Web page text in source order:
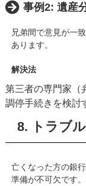
事例2: 遺産
兄弟間で意見が一
あります。
解決法
第三者の専門家（
調停手続きを検討
8. トラブ
亡くなった方の銀
準備が不可欠です